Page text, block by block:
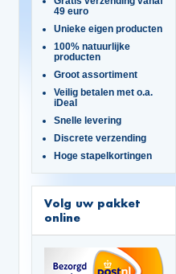
49 euro
Unieke eigen producten
100% natuurlijke
producten
Groot assortiment
Veilig betalen met o.a.
iDeal
Snelle levering
Discrete verzending
Hoge stapelkortingen
Volg uw pakket
online